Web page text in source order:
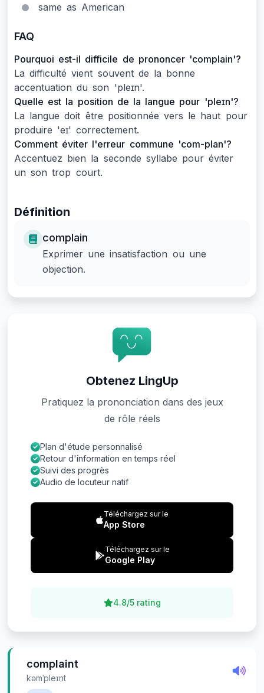
same as American
FAQ
Pourquoi est-il difficile de prononcer 'complain'?
La difficulté vient souvent de la bonne
accentuation du son 'pleɪn'.
Quelle est la position de la langue pour 'pleɪn'?
La langue doit être positionnée vers le haut pour
produire 'eɪ' correctement.
Comment éviter l'erreur commune 'com-plan'?
Accentuez bien la seconde syllabe pour éviter
un son trop court.
Définition
complain
Exprimer une insatisfaction ou une
objection.
complaint
kəmˈpleɪnt
Obtenez LingUp
Pratiquez la prononciation dans des jeux
de rôle réels
Plan d'étude personnalisé
Retour d'information en temps réel
Suivi des progrès
Audio de locuteur natif
Téléchargez sur le
App Store
Téléchargez sur le
Google Play
4.8/5 rating